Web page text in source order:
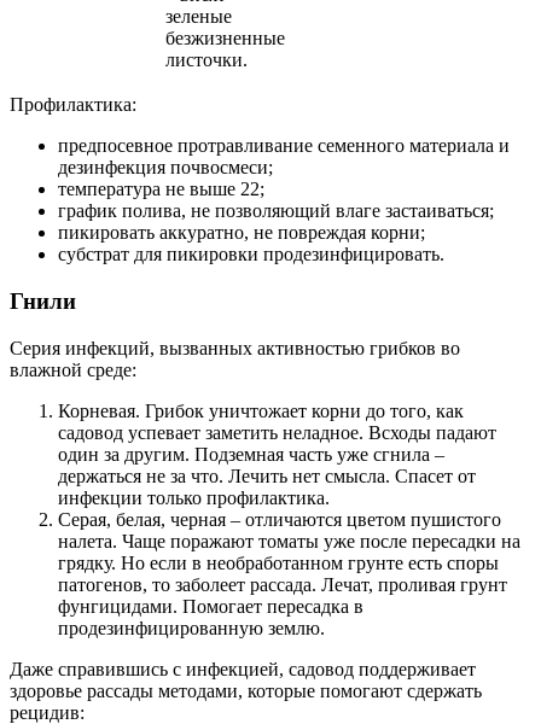
зеленые
безжизненные
листочки.
Профилактика:
предпосевное протравливание семенного материала и
дезинфекция почвосмеси;
температура не выше 22;
график полива, не позволяющий влаге застаиваться;
пикировать аккуратно, не повреждая корни;
субстрат для пикировки продезинфицировать.
Гнили
Серия инфекций, вызванных активностью грибков во
влажной среде:
Корневая. Грибок уничтожает корни до того, как
садовод успевает заметить неладное. Всходы падают
один за другим. Подземная часть уже сгнила –
держаться не за что. Лечить нет смысла. Спасет от
инфекции только профилактика.
Серая, белая, черная – отличаются цветом пушистого
налета. Чаще поражают томаты уже после пересадки на
грядку. Но если в необработанном грунте есть споры
патогенов, то заболеет рассада. Лечат, проливая грунт
фунгицидами. Помогает пересадка в
продезинфицированную землю.
Даже справившись с инфекцией, садовод поддерживает
здоровье рассады методами, которые помогают сдержать
рецидив: